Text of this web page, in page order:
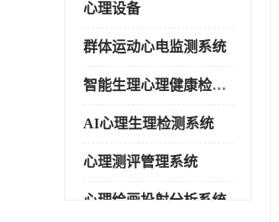
心理设备
群体运动心电监测系统
智能生理心理健康检测系统
AI心理生理检测系统
心理测评管理系统
心理绘画投射分析系统